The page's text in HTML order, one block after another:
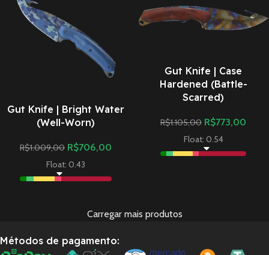
Gut Knife | Bright Water
(Well-Worn)
R$1.009,00 R$706,00
Float: 0.43
Gut Knife | Case
Hardened (Battle-
Scarred)
R$1.105,00 R$773,00
Float: 0.54
Carregar mais produtos
Métodos de pagamento: